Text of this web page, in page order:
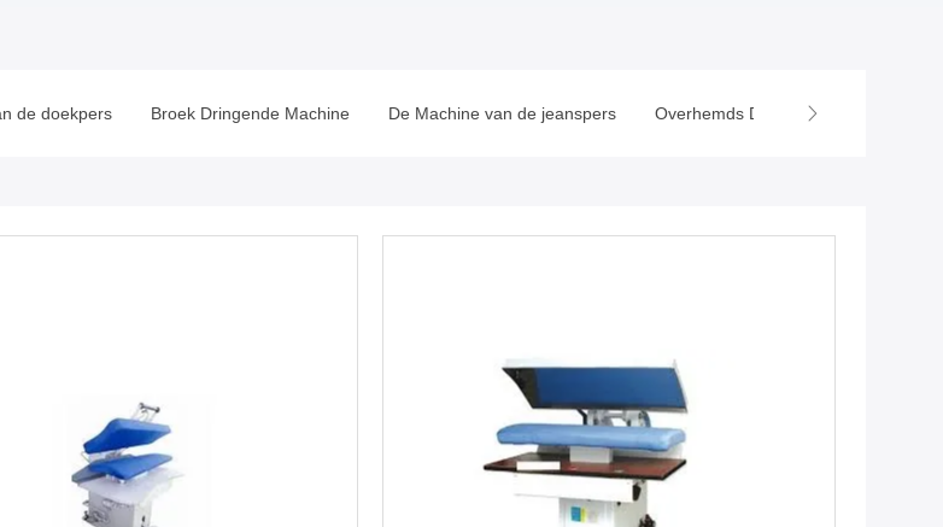
de doekpers Broek Dringende Machine De Machine van de jeanspers Overhemds Dringende Machine